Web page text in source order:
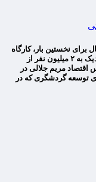
نخستین بار، کارگاه
گردی را در سبد اقدامات مربوط به نوروز آوردیم و نزدیک به ۲ میلیون نفر از
اقتصاد مریم جلالی در
توسعه گردشگری که در